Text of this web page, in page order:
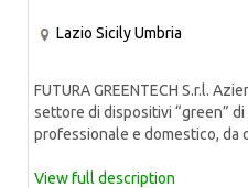
Lazio SicilyUmbria
FUTURA GREENTECH S.r.l.
settore di dispositivi “green”
professionale e domestico, da
View full description